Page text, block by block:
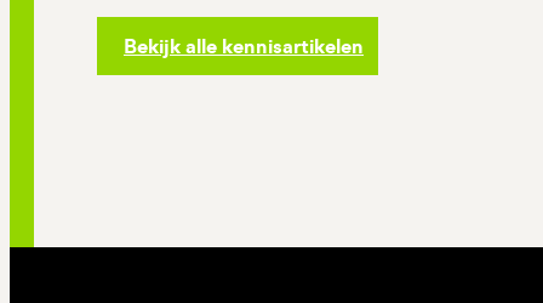
Bekijk alle kennisartikelen